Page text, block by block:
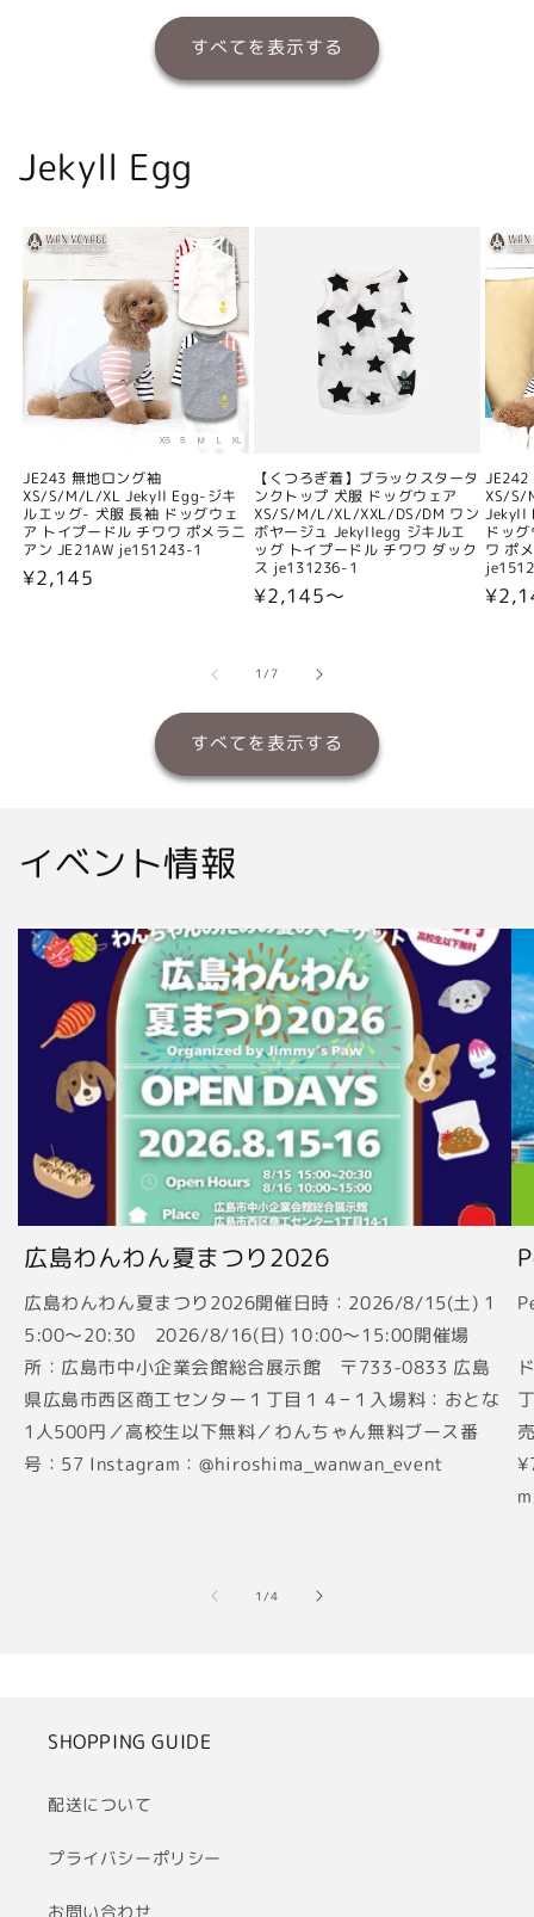
すべてを表示する
Jekyll Egg
JE243 無地ロング袖
XS/S/M/L/XL Jekyll Egg-ジキ
ルエッグ- 犬服 長袖 ドッグウェ
ア トイプードル チワワ ポメラニ
アン JE21AW je151243-1
通
¥2,145
【くつろぎ着】ブラックスタータ
ンクトップ 犬服 ドッグウェア
XS/S/M/L/XL/XXL/DS/DM ワン
ボヤージュ Jekyllegg ジキルエ
ッグ トイプードル チワワ ダック
ス je131236-1
通
格
¥2,145〜
JE242
XS/S/
Jekyll
ドッ
ワ ポ
通
1/の
7
すべてを表示する
イベント情報
広島わんわん夏まつり2026
広島わんわん夏まつり2026開催日時：2026/8/15(土) 1
5:00〜20:30 2026/8/16(日) 10:00〜15:00開催場
所：広島市中小企業会館総合展示館 〒733-0833 広島
県広島市西区商工センター１丁目１４−１入場料：おとな
1人500円／高校生以下無料／わんちゃん無料ブース番
号：57 Instagram：@hiroshima_wanwan_event
1 /の
4
SHOPPING GUIDE
配送について
プライバシーポリシー
お問い合わせ